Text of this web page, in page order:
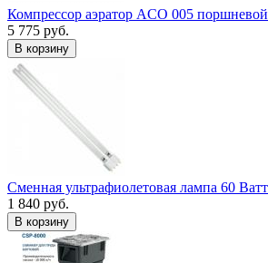
Компрессор аэратор ACO 005
5 775 руб.
В корзину
Сменная ультрафиолетовая лампа 60
1 840 руб.
В корзину